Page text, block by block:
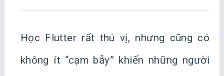
Học Flutter rất thú vị, nhưng cũng có
không ít “cạm bẫy” khiến những người